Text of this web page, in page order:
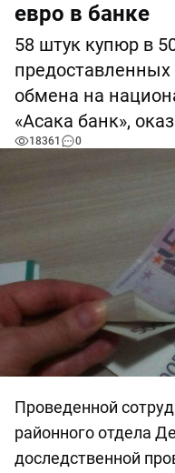
евро в банке
58 штук купюр в
обмена на
«Асака банк»,
18361 0
Проведенной
районного отдела
доследственной